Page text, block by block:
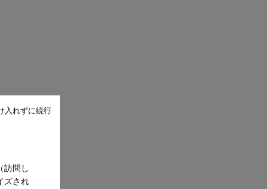
訪問し
ズされ
入れずに続行
ライニング素材